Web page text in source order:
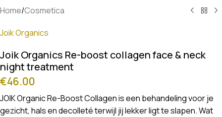
Home/Cosmetica
Joik Organics
Joik Organics Re-boost collagen face & neck
night treatment
€46.00
JOIK Organic Re-Boost Collagen is een behandeling voor je
gezicht, hals en decolleté terwijl jij lekker ligt te slapen. Wat